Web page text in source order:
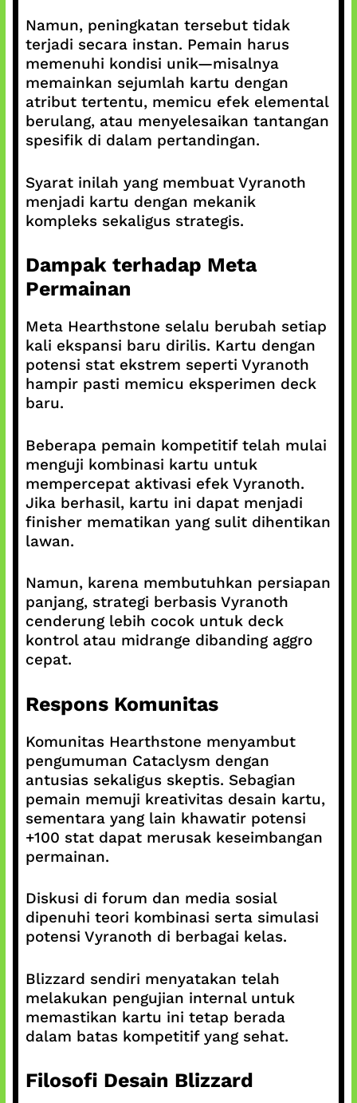
Namun, peningkatan tersebut tidak
terjadi secara instan. Pemain harus
memenuhi kondisi unik—misalnya
memainkan sejumlah kartu dengan
atribut tertentu, memicu efek elemental
berulang, atau menyelesaikan tantangan
spesifik di dalam pertandingan.
Syarat inilah yang membuat Vyranoth
menjadi kartu dengan mekanik
kompleks sekaligus strategis.
Dampak terhadap Meta
Permainan
Meta Hearthstone selalu berubah setiap
kali ekspansi baru dirilis. Kartu dengan
potensi stat ekstrem seperti Vyranoth
hampir pasti memicu eksperimen deck
baru.
Beberapa pemain kompetitif telah mulai
menguji kombinasi kartu untuk
mempercepat aktivasi efek Vyranoth.
Jika berhasil, kartu ini dapat menjadi
finisher mematikan yang sulit dihentikan
lawan.
Namun, karena membutuhkan persiapan
panjang, strategi berbasis Vyranoth
cenderung lebih cocok untuk deck
kontrol atau midrange dibanding aggro
cepat.
Respons Komunitas
Komunitas Hearthstone menyambut
pengumuman Cataclysm dengan
antusias sekaligus skeptis. Sebagian
pemain memuji kreativitas desain kartu,
sementara yang lain khawatir potensi
+100 stat dapat merusak keseimbangan
permainan.
Diskusi di forum dan media sosial
dipenuhi teori kombinasi serta simulasi
potensi Vyranoth di berbagai kelas.
Blizzard sendiri menyatakan telah
melakukan pengujian internal untuk
memastikan kartu ini tetap berada
dalam batas kompetitif yang sehat.
Filosofi Desain Blizzard